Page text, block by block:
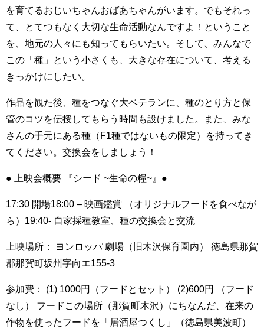
を育てるおじいちゃんおばあちゃんがいます。でもそれっ
て、とてつもなく大切な生命活動なんですよ！ということ
を、地元の人々にも知ってもらいたい。そして、みんなで
この「種」という小さくも、大きな存在について、考える
きっかけにしたい。
作品を観た後、種をつなぐ大ベテランに、種のとり方と保
管のコツを伝授してもらう時間も設けました。また、みな
さんの手元にある種（F1種ではないもの限定）を持ってき
てください。交換会をしましょう！
● 上映会概要 『シード ~生命の糧~』●
17:30 開場18:00 – 映画鑑賞 （オリジナルフードを食べなが
ら）19:40- 自家採種教室、種の交換会と交流
上映場所： ヨンロッパ 劇場（旧木沢保育園内） 徳島県那賀
郡那賀町坂州字向エ155-3
参加費： (1) 1000円（フードとセット） (2)600円 （フード
なし） フードこの場所（那賀町木沢）にちなんだ、在来の
作物を使ったフードを「居酒屋つくし」（徳島県美波町）